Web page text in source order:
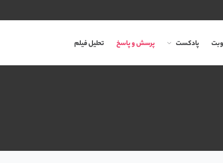
پادکست پرسش و پاسخ تحلیل فیلم